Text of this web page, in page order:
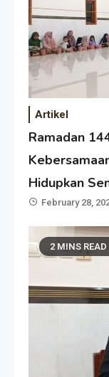
Artikel
Ramadan
Hidupkan
February 28,
2 MINS READ